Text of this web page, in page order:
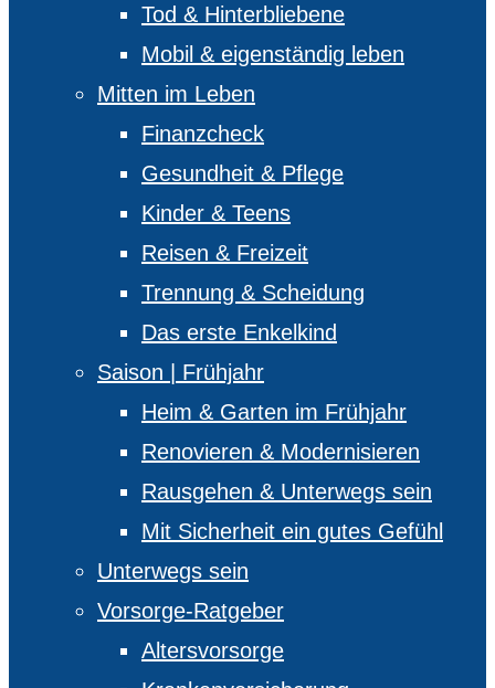
Tod & Hinterbliebene
Mobil & eigenständig leben
Mitten im Leben
Finanzcheck
Gesundheit & Pflege
Kinder & Teens
Reisen & Freizeit
Trennung & Scheidung
Das erste Enkelkind
Saison | Frühjahr
Heim & Garten im Frühjahr
Renovieren & Modernisieren
Rausgehen & Unterwegs sein
Mit Sicherheit ein gutes Gefühl
Unterwegs sein
Vorsorge-Ratgeber
Altersvorsorge